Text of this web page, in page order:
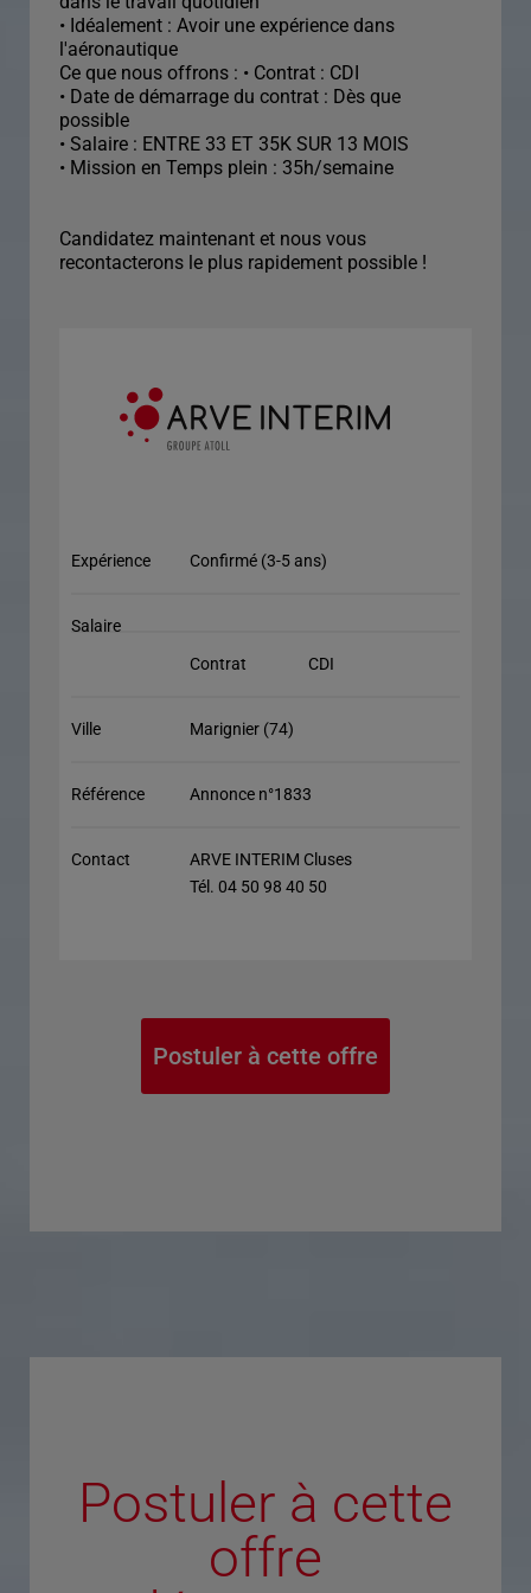
• Idéalement : Avoir une expérience dans
l'aéronautique
Ce que nous offrons : • Contrat : CDI
• Date de démarrage du contrat : Dès que
possible
• Salaire : ENTRE 33 ET 35K SUR 13 MOIS
• Mission en Temps plein : 35h/semaine
Candidatez maintenant et nous vous
recontacterons le plus rapidement possible !
Expérience Confirmé (3-5 ans)
Salaire
Contrat
CDI
Ville Marignier (74)
Référence Annonce n°1833
Contact
ARVE INTERIM Cluses
Tél. 04 50 98 40 50
Postuler à cette offre
Postuler à cette
offre